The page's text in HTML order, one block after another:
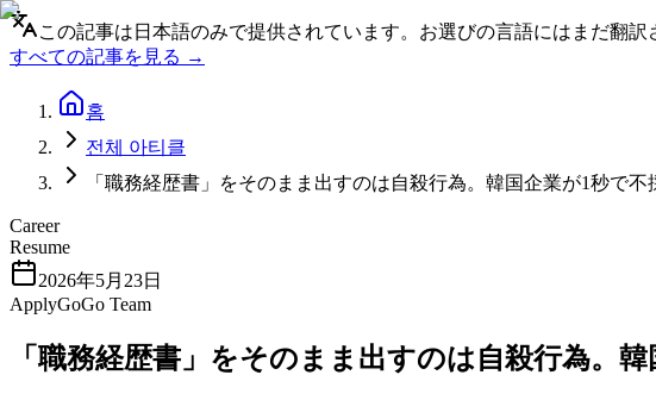
この記事は日本語のみで提供されています。お選びの言語にはまだ翻訳
すべての記事を見る →
홈
전체 아티클
「職務経歴書」をそのまま出すのは自殺行為。韓国企業が1秒で
Career
Resume
2026年5月23日
ApplyGoGo Team
「職務経歴書」をそのまま出すのは自殺行為。